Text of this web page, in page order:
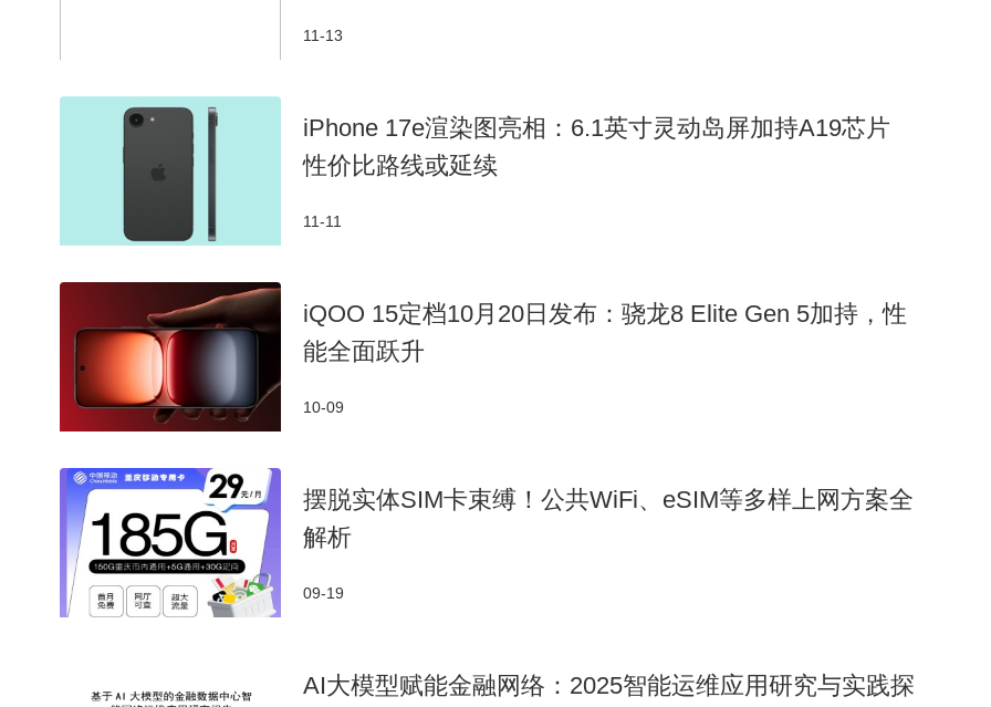
11-13
iPhone 17e渲染图亮相：6.1英寸灵动岛屏加持A19芯片
性价比路线或延续
11-11
iQOO 15定档10月20日发布：骁龙8 Elite Gen 5加持，性
能全面跃升
10-09
摆脱实体SIM卡束缚！公共WiFi、eSIM等多样上网方案全
解析
09-19
AI大模型赋能金融网络：2025智能运维应用研究与实践探